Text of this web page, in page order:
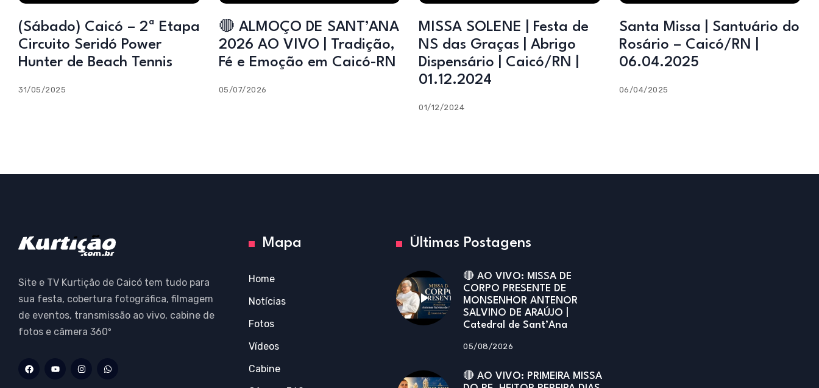
(Sábado) Caicó – 2ª Etapa
Circuito Seridó Power
Hunter de Beach Tennis
31/05/2025
🔴 ALMOÇO DE SANT’ANA
2026 AO VIVO | Tradição,
Fé e Emoção em Caicó-RN
05/07/2026
MISSA SOLENE | Festa de
NS das Graças | Abrigo
Dispensário | Caicó/RN |
01.12.2024
01/12/2024
Santa Missa | Santuário do
Rosário – Caicó/RN |
06.04.2025
06/04/2025
Site e TV Kurtição de Caicó tem tudo para
sua festa, cobertura fotográfica, filmagem
de eventos, transmissão ao vivo, cabine de
fotos e câmera 360º
Mapa
Home
Notícias
Fotos
Vídeos
Cabine
Últimas Postagens
🔴 AO VIVO: MISSA DE
CORPO PRESENTE DE
MONSENHOR ANTENOR
SALVINO DE ARAÚJO |
Catedral de Sant’Ana
05/08/2026
🔴 AO VIVO: PRIMEIRA MISSA